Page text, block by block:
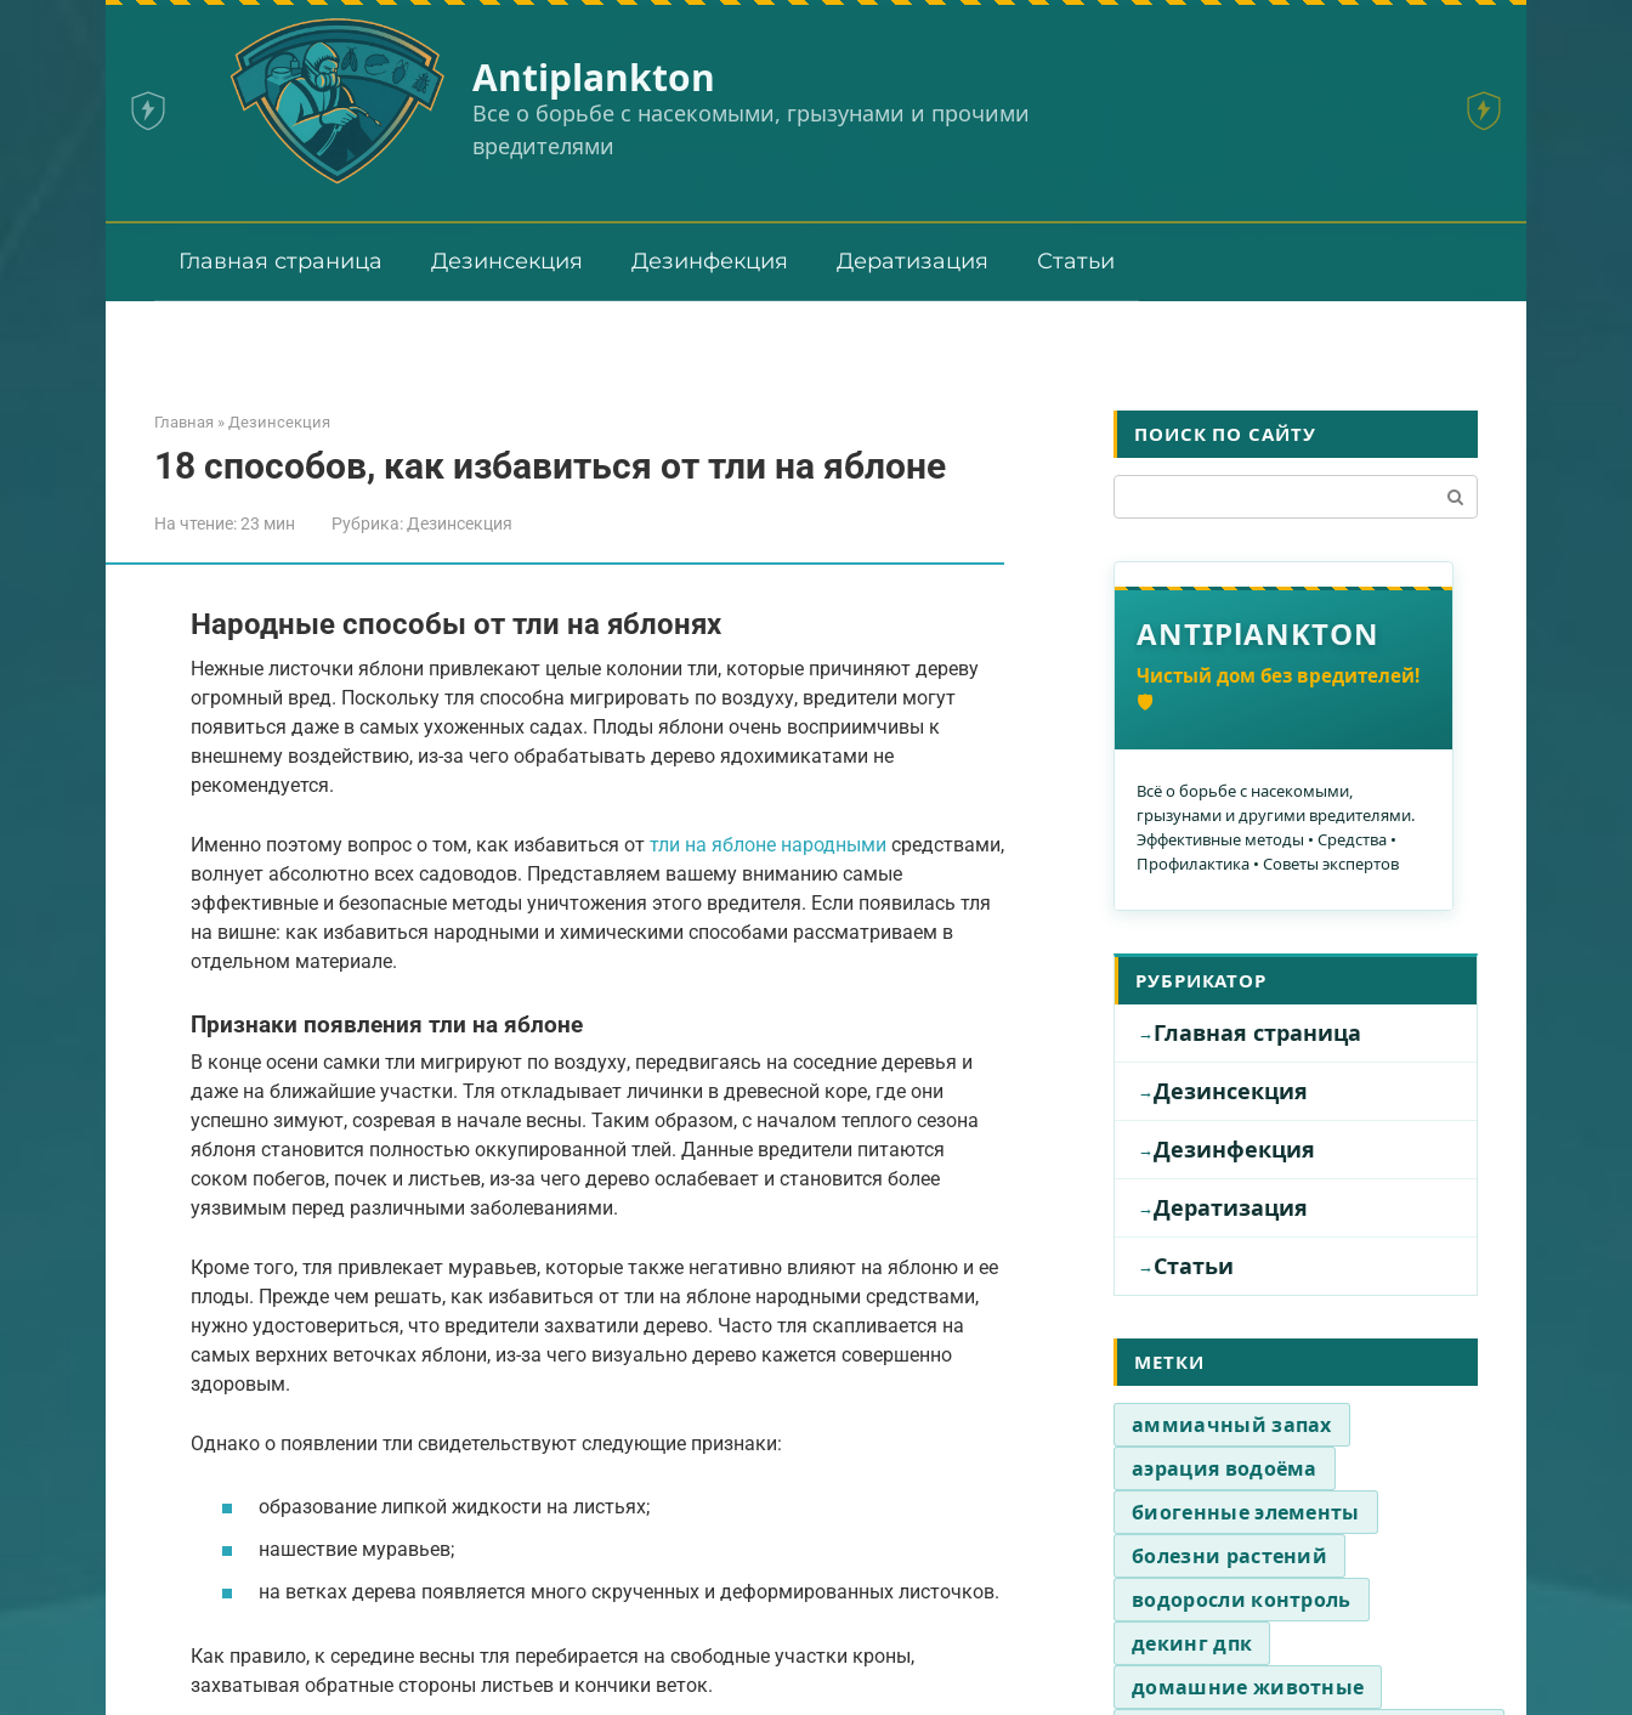
Аntiplankton
Все о борьбе с насекомыми, грызунами и прочими
вредителями
Главная страница Дезинсекция Дезинфекция Дератизация Статьи
Главная » Дезинсекция
18 способов, как избавиться от тли на яблоне
На чтение:23 мин Рубрика: Дезинсекция
Народные способы от тли на яблонях
Нежные листочки яблони привлекают целые колонии тли, которые причиняют дереву
огромный вред. Поскольку тля способна мигрировать по воздуху, вредители могут
появиться даже в самых ухоженных садах. Плоды яблони очень восприимчивы к
внешнему воздействию, из-за чего обрабатывать дерево ядохимикатами не
рекомендуется.
Именно поэтому вопрос о том, как избавиться от тли на яблоне народными средствами,
волнует абсолютно всех садоводов. Представляем вашему вниманию самые
эффективные и безопасные методы уничтожения этого вредителя. Если появилась тля
на вишне: как избавиться народными и химическими способами рассматриваем в
отдельном материале.
Признаки появления тли на яблоне
В конце осени самки тли мигрируют по воздуху, передвигаясь на соседние деревья и
даже на ближайшие участки. Тля откладывает личинки в древесной коре, где они
успешно зимуют, созревая в начале весны. Таким образом, с началом теплого сезона
яблоня становится полностью оккупированной тлей. Данные вредители питаются
соком побегов, почек и листьев, из-за чего дерево ослабевает и становится более
уязвимым перед различными заболеваниями.
Кроме того, тля привлекает муравьев, которые также негативно влияют на яблоню и ее
плоды. Прежде чем решать, как избавиться от тли на яблоне народными средствами,
нужно удостовериться, что вредители захватили дерево. Часто тля скапливается на
самых верхних веточках яблони, из-за чего визуально дерево кажется совершенно
здоровым.
Однако о появлении тли свидетельствуют следующие признаки:
образование липкой жидкости на листьях;
нашествие муравьев;
на ветках дерева появляется много скрученных и деформированных листочков.
Как правило, к середине весны тля перебирается на свободные участки кроны,
захватывая обратные стороны листьев и кончики веток.
ПОИСК ПО САЙТУ
ANTIPlANKTON
Чистый дом без вредителей!
🛡️
Всё о борьбе с насекомыми,
грызунами и другими вредителями.
Эффективные методы • Средства •
Профилактика • Советы экспертов
РУБРИКАТОР
Главная страница
Дезинсекция
Дезинфекция
Дератизация
Статьи
МЕТКИ
аммиачный запах
аэрация водоёма
биогенные элементы
болезни растений
водоросли контроль
декинг дпк
домашние животные